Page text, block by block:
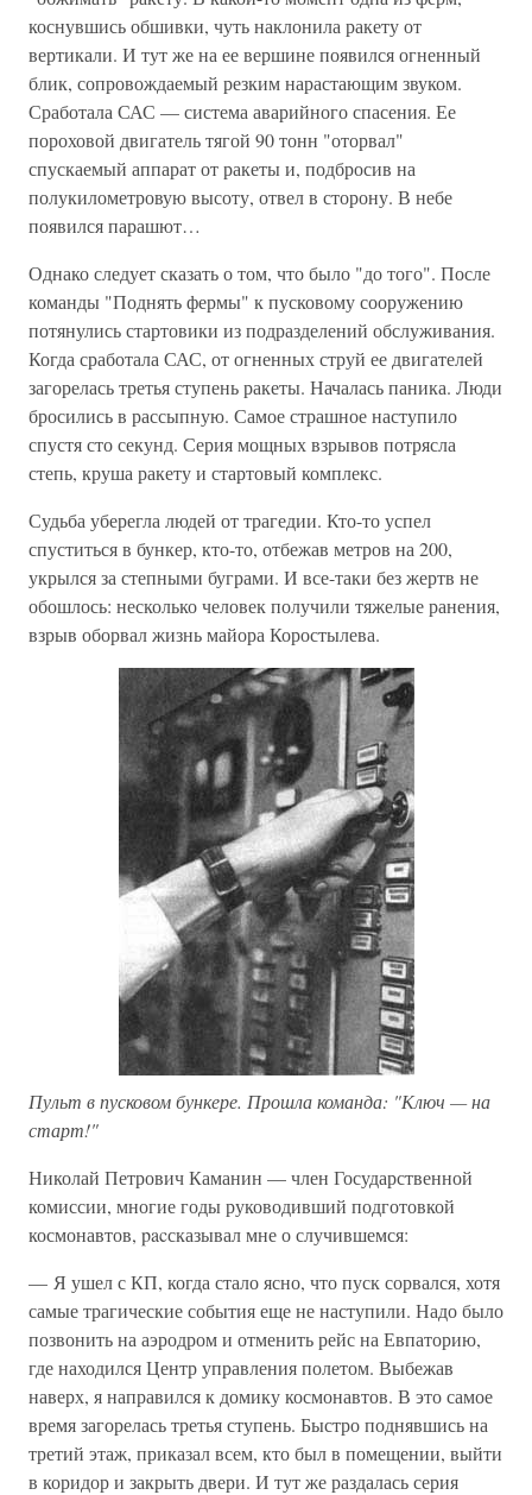
коснувшись обшивки, чуть наклонила ракету от
вертикали. И тут же на ее вершине появился огненный
блик, сопровождаемый резким нарастающим звуком.
Сработала САС — система аварийного спасения. Ее
пороховой двигатель тягой 90 тонн "оторвал"
спускаемый аппарат от ракеты и, подбросив на
полукилометровую высоту, отвел в сторону. В небе
появился парашют…
Однако следует сказать о том, что было "до того". После
команды "Поднять фермы" к пусковому сооружению
потянулись стартовики из подразделений обслуживания.
Когда сработала САС, от огненных струй ее двигателей
загорелась третья ступень ракеты. Началась паника. Люди
бросились в рассыпную. Самое страшное наступило
спустя сто секунд. Серия мощных взрывов потрясла
степь, круша ракету и стартовый комплекс.
Судьба уберегла людей от трагедии. Кто-то успел
спуститься в бункер, кто-то, отбежав метров на 200,
укрылся за степными буграми. И все-таки без жертв не
обошлось: несколько человек получили тяжелые ранения,
взрыв оборвал жизнь майора Коростылева.
Пульт в пусковом бункере. Прошла команда: "Ключ — на
старт!"
Николай Петрович Каманин — член Государственной
комиссии, многие годы руководивший подготовкой
космонавтов, pacсказывал мне о случившемся:
— Я ушел с КП, когда стало ясно, что пуск сорвался, хотя
самые трагические события еще не наступили. Надо было
позвонить на аэродром и отменить рейс на Евпаторию,
где находился Центр управления полетом. Выбежав
наверх, я направился к домику космонавтов. В это самое
время загорелась третья ступень. Быстро поднявшись на
третий этаж, приказал всем, кто был в помещении, выйти
в коридор и закрыть двери. И тут же раздалась серия